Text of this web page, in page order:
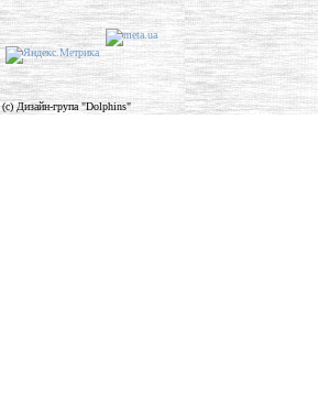
(c) Дизайн-група "Dolphins"